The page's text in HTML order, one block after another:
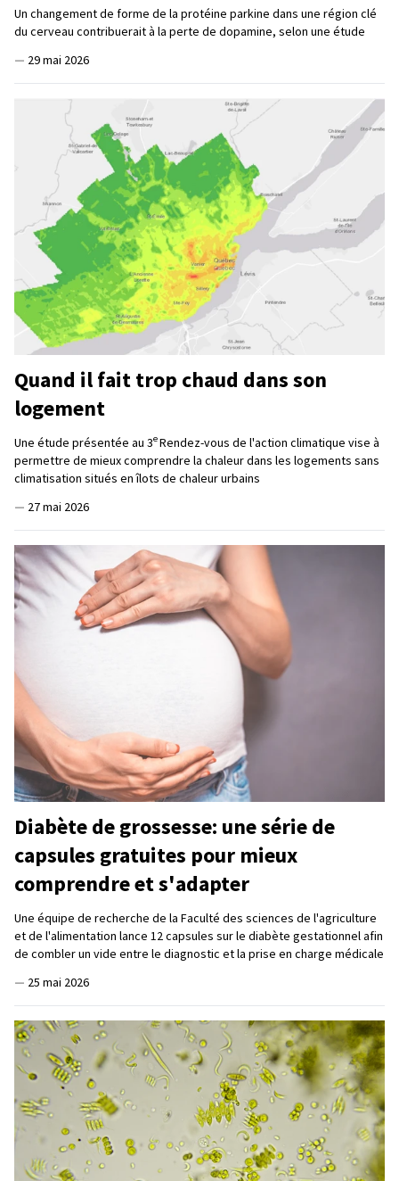
Un changement de forme de la protéine parkine dans une région clé
du cerveau contribuerait à la perte de dopamine, selon une étude
— 29 mai 2026
Quand il fait trop chaud dans son
logement
Une étude présentée au 3eRendez-vous de l'action climatique vise à
permettre de mieux comprendre la chaleur dans les logements sans
climatisation situés en îlots de chaleur urbains
— 27 mai 2026
Diabète de grossesse: une série de
capsules gratuites pour mieux
comprendre et s'adapter
Une équipe de recherche de la Faculté des sciences de l'agriculture
et de l'alimentation lance 12 capsules sur le diabète gestationnel afin
de combler un vide entre le diagnostic et la prise en charge médicale
— 25 mai 2026